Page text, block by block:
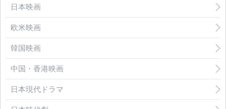
日本映画
欧米映画
韓国映画
中国・香港映画
日本現代ドラマ